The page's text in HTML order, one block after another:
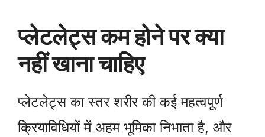
प्लेटलेट्स कम होने पर क्या
नहीं खाना चाहिए
प्लेटलेट्स का स्तर शरीर की कई महत्वपूर्ण
क्रियाविधियों में अहम भूमिका निभाता है, और